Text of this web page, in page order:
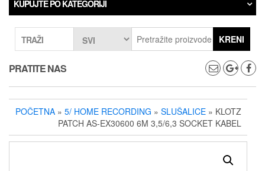
KUPUJTE PO KATEGORIJI
TRAŽI KRENI
PRATITE NAS
POČETNA » 5/ HOME RECORDING » SLUŠALICE » KLOTZ
PATCH AS-EX30600 6M 3,5/6,3 SOCKET KABEL